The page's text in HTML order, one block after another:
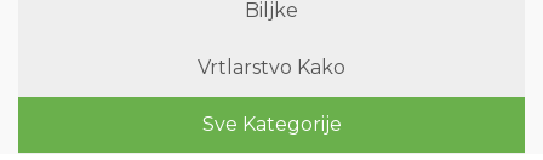
Biljke
Vrtlarstvo Kako
Sve Kategorije